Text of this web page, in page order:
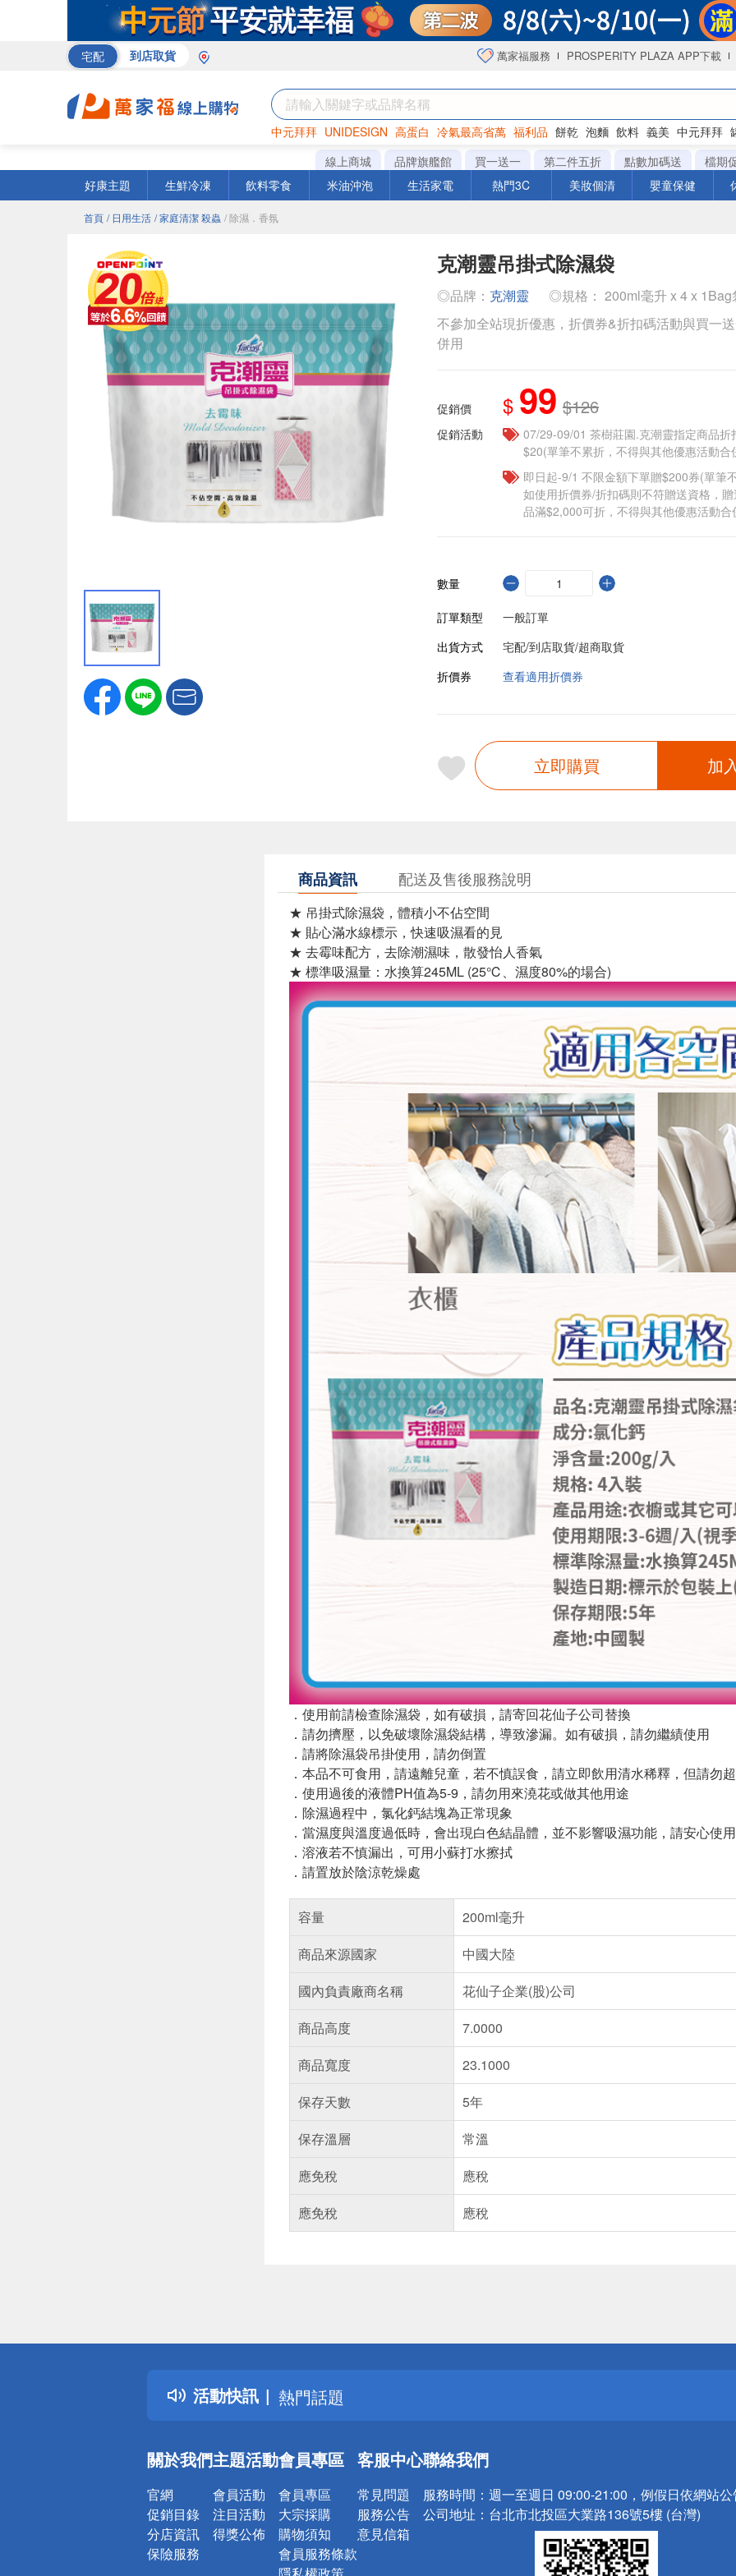
宅配 到店取貨 萬家福服務 PROSPERITY PLAZA APP下載
中元拜拜 UNIDESIGN 高蛋白 冷氣最高省萬 福利品 餅乾 泡麵 飲料 義美 中元拜拜
巧克力 衛生紙 咖啡
線上商城 品牌旗艦館 買一送一 第二件五折 點數加碼送
檔期
好康主題
生鮮冷凍 飲料零食 米油沖泡 生活家電 熱門3C 美妝個清 嬰童保健
首頁 / 日用生活 / 家庭清潔 殺蟲 / 除濕．香氛
克潮靈吊掛式除濕袋
◎品牌： 克潮靈
◎規格： 200ml毫升 x 4 x 1Bag
不參加全站現折優惠，折價券&折扣碼活動與買一
併用
促銷價 $ 99 $126
促銷活動
07/29-09/01 茶樹莊園.克潮靈指定商品折
$20(單筆不累折，不得與其他優惠活動合
即日起-9/1 不限金額下單贈$200券(單筆
如使用折價券/折扣碼則不符贈送資格，
品滿$2,000可折，不得與其他優惠活動合
數量
訂單類型
一般訂單
出貨方式
宅配/到店取貨/超商取貨
折價券
查看適用折價券
立即購買 加
商品資訊 配送及售後服務說明
★ 吊掛式除濕袋，體積小不佔空間
★ 貼心滿水線標示，快速吸濕看的見
★ 去霉味配方，去除潮濕味，散發怡人香氣
★ 標準吸濕量：水換算245ML (25℃、濕度80%的場合)
．使用前請檢查除濕袋，如有破損，請寄回花仙子公司替換
．請勿擠壓，以免破壞除濕袋結構，導致滲漏。如有破損，請勿繼績使用
．請將除濕袋吊掛使用，請勿倒置
．本品不可食用，請遠離兒童，若不慎誤食，請立即飲用清水稀釋，但請勿
．使用過後的液體PH值為5-9，請勿用來澆花或做其他用途
．除濕過程中，氯化鈣結塊為正常現象
．當濕度與溫度過低時，會出現白色結晶體，並不影響吸濕功能，請安心使用
．溶液若不慎漏出，可用小蘇打水擦拭
．請置放於陰涼乾燥處
容量
200ml毫升
商品來源國家
中國大陸
國內負責廠商名稱
花仙子企業(股)公司
商品高度
7.0000
商品寬度
23.1000
保存天數
5年
保存溫層
常溫
應免稅
應稅
應免稅
應稅
活動快訊
詐騙網頁！請小心！
得獎公告
熱門話題
銀行優惠
詐騙網頁！請小心！
關於我們
官網
促銷目錄
分店資訊
保險服務
主題活動
會員活動
注目活動
得獎公佈
會員專區
會員專區
大宗採購
購物須知
會員服務條款
客服中心
常見問題
服務公告
意見信箱
聯絡我們
服務時間： 週一至週日 09:00-21:00，例假日依網站
公司地址： 台北市北投區大業路136號5樓 (台灣)